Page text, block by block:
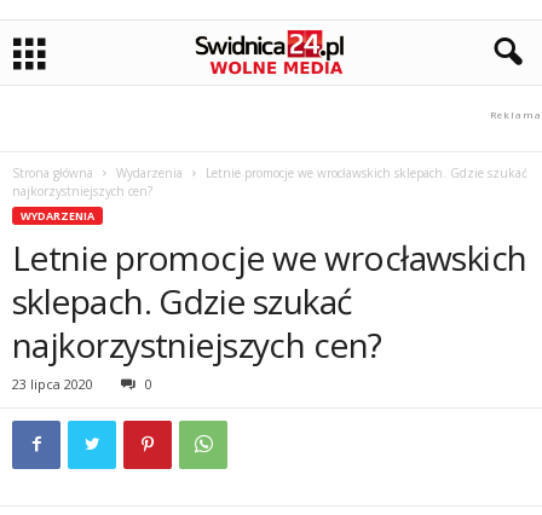
Strona główna Wydarzenia
Letnie promocje we wrocławskich sklepach. Gdzie szukać
najkorzystniejszych cen?
WYDARZENIA
Letnie promocje we wrocławskich
sklepach. Gdzie szukać
najkorzystniejszych cen?
23 lipca 2020 0